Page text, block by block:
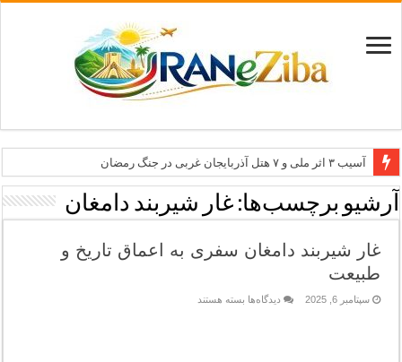
آسیب ۳ اثر ملی و ۷ هتل آذربایجان غربی در جنگ رمضان
معاون وزیر: جاذبه‌های بوشهر جهانی معرفی می‌شوند
طرح بین‌المللی گذر از مرزها وارد مرحله اجرا شد
۶۸۱ میلیارد ریال تسهیلات برای توسعه گردشگری گلستان
تاب‌آوری؛ سرمایه پنهان تهران برای بازسازی برند شهری
آرشیو برچسب‌ها: غار شیربند دامغان
غار شیربند دامغان سفری به اعماق تاریخ و
طبیعت
سپتامبر 6, 2025 دیدگاه‌ها برای
بسته هستند